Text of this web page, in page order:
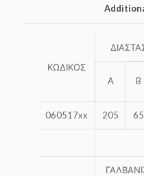
ΚΩΔΙΚΟΣ
A B
060517xx 205 65